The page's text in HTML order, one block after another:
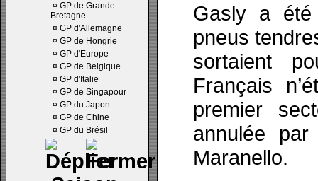
¤ GP de Grande
Bretagne
¤ GP d'Allemagne
¤ GP de Hongrie
¤ GP d'Europe
¤ GP de Belgique
¤ GP d'Italie
¤ GP de Singapour
¤ GP du Japon
¤ GP de Chine
¤ GP du Brésil
Gasly a
pneus
sortaient
Français
premier
annulée
Maranello.